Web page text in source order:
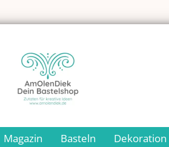
Magazin Basteln Dekoration